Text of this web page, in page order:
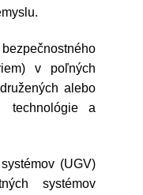
v poľných
alebo
technológie a
(UGV)
systémov